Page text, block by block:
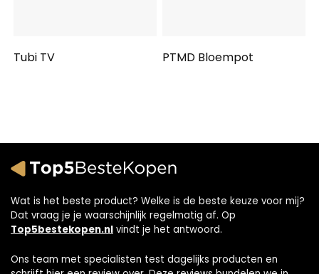
Tubi TV PTMD Bloempot
Wat is het beste product? Welke is de beste keuze voor mij?
Dat vraag je je waarschijnlijk regelmatig af. Op
Top5bestekopen.nl vindt je het antwoord.
Ons team met specialisten test dagelijks producten en